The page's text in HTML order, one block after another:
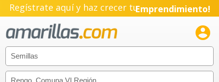
Regístrate aquí y haz crecer tuEmprendimiento!
